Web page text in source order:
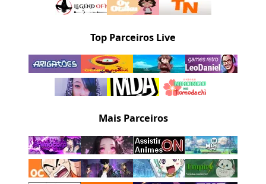
Top Parceiros Live
Mais Parceiros